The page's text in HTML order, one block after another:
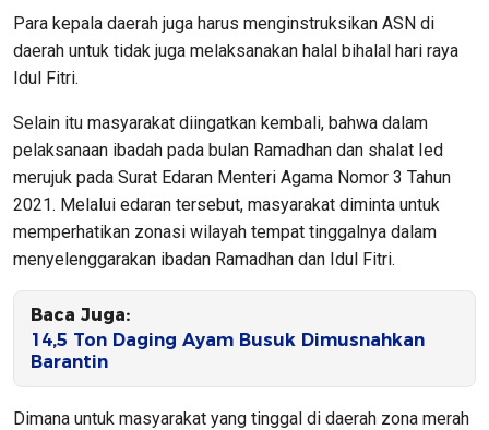
Para kepala daerah juga harus menginstruksikan ASN di
daerah untuk tidak juga melaksanakan halal bihalal hari raya
Idul Fitri.
Selain itu masyarakat diingatkan kembali, bahwa dalam
pelaksanaan ibadah pada bulan Ramadhan dan shalat Ied
merujuk pada Surat Edaran Menteri Agama Nomor 3 Tahun
2021. Melalui edaran tersebut, masyarakat diminta untuk
memperhatikan zonasi wilayah tempat tinggalnya dalam
menyelenggarakan ibadan Ramadhan dan Idul Fitri.
Baca Juga:
14,5 Ton Daging Ayam Busuk Dimusnahkan
Barantin
Dimana untuk masyarakat yang tinggal di daerah zona merah